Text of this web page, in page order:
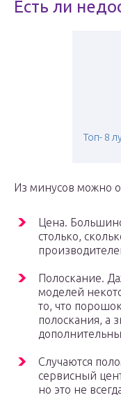
Есть ли
Топ- 8
Из минусов можно
Цена.
столько,
Полоскание.
моделей
то, что
полоскания, а
Случаются
сервисный
но это не